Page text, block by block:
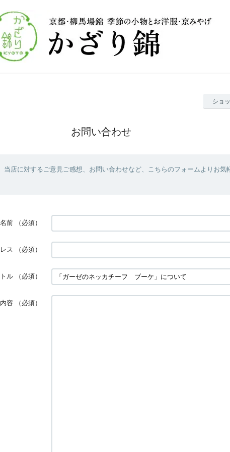
ショ
お問い合わせ
当店に対するご意見ご感想、お問い合わせなど、こちらのフォームよりお気
前 （必須）
ス （必須）
ル （必須）
容 （必須）